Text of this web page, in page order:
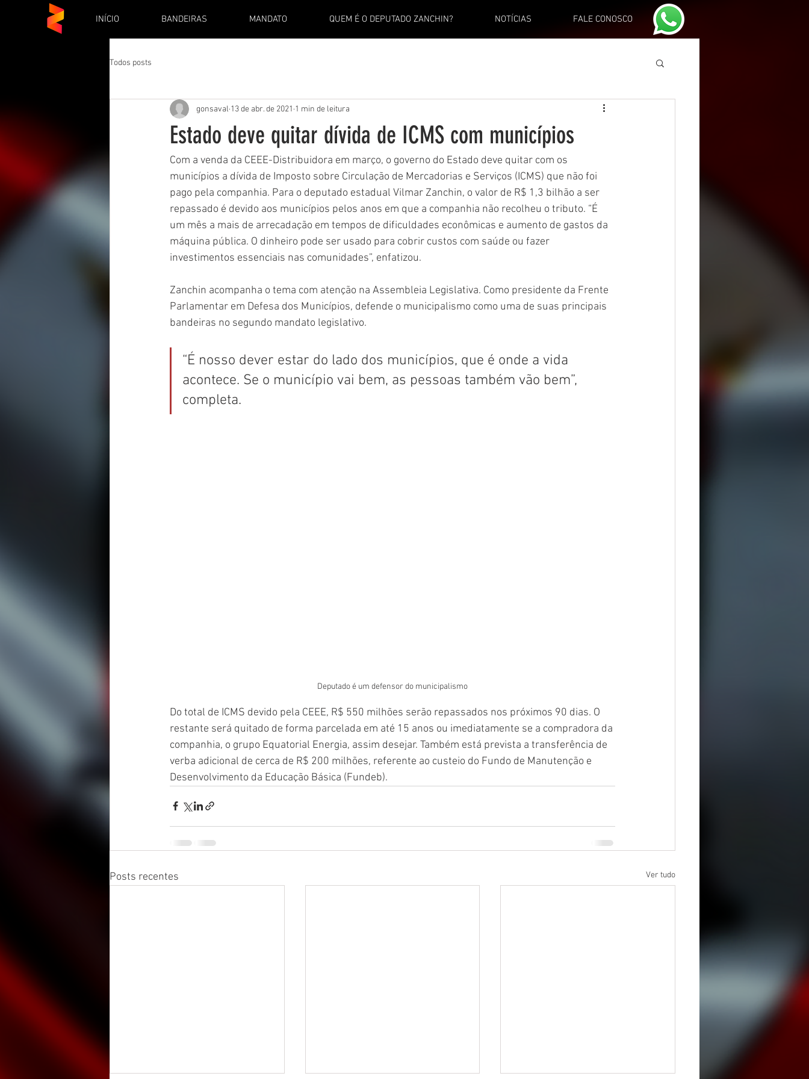
INÍCIO BANDEIRAS MANDATO QUEM É O DEPUTADO ZANCHIN? NOTÍCIAS FALE CONOSCO
Todos posts
Estado deve quitar dívida de ICMS com municípios
gonsaval 13 de abr. de 2021 1 min de leitura
Com a venda da CEEE-Distribuidora em março, o governo do Estado deve quitar com os
municípios a dívida de Imposto sobre Circulação de Mercadorias e Serviços (ICMS) que não foi
pago pela companhia. Para o deputado estadual Vilmar Zanchin, o valor de R$ 1,3 bilhão a ser
repassado é devido aos municípios pelos anos em que a companhia não recolheu o tributo. “É
um mês a mais de arrecadação em tempos de dificuldades econômicas e aumento de gastos da
máquina pública. O dinheiro pode ser usado para cobrir custos com saúde ou fazer
investimentos essenciais nas comunidades”, enfatizou.
Zanchin acompanha o tema com atenção na Assembleia Legislativa. Como presidente da Frente
Parlamentar em Defesa dos Municípios, defende o municipalismo como uma de suas principais
bandeiras no segundo mandato legislativo.
“É nosso dever estar do lado dos municípios, que é onde a vida
acontece. Se o município vai bem, as pessoas também vão bem”,
completa.
Deputado é um defensor do municipalismo
Do total de ICMS devido pela CEEE, R$ 550 milhões serão repassados nos próximos 90 dias. O
restante será quitado de forma parcelada em até 15 anos ou imediatamente se a compradora da
companhia, o grupo Equatorial Energia, assim desejar. Também está prevista a transferência de
verba adicional de cerca de R$ 200 milhões, referente ao custeio do Fundo de Manutenção e
Desenvolvimento da Educação Básica (Fundeb).
Posts recentes Ver tudo